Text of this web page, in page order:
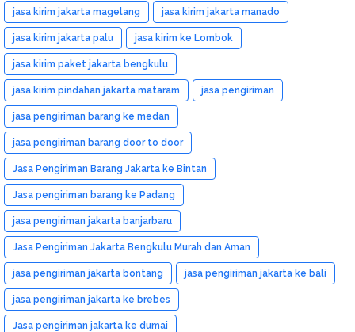
jasa kirim jakarta magelang jasa kirim jakarta manado
jasa kirim jakarta palu jasa kirim ke Lombok
jasa kirim paket jakarta bengkulu
jasa kirim pindahan jakarta mataram jasa pengiriman
jasa pengiriman barang ke medan
jasa pengiriman barang door to door
Jasa Pengiriman Barang Jakarta ke Bintan
Jasa pengiriman barang ke Padang
jasa pengiriman jakarta banjarbaru
Jasa Pengiriman Jakarta Bengkulu Murah dan Aman
jasa pengiriman jakarta bontang jasa pengiriman jakarta ke bali
jasa pengiriman jakarta ke brebes
Jasa pengiriman jakarta ke dumai